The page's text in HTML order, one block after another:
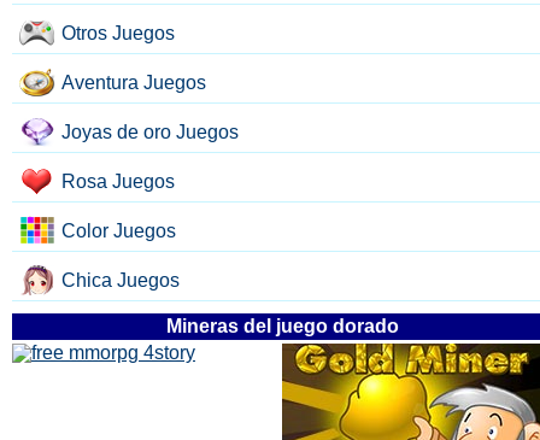
Otros Juegos
Aventura Juegos
Joyas de oro Juegos
Rosa Juegos
Color Juegos
Chica Juegos
Mineras del juego dorado